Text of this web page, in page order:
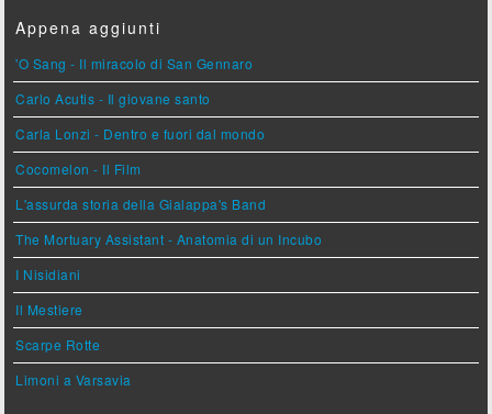
Appena aggiunti
'O Sang - Il miracolo di San Gennaro
Carlo Acutis - Il giovane santo
Carla Lonzi - Dentro e fuori dal mondo
Cocomelon - Il Film
L'assurda storia della Gialappa's Band
The Mortuary Assistant - Anatomia di un Incubo
I Nisidiani
Il Mestiere
Scarpe Rotte
Limoni a Varsavia